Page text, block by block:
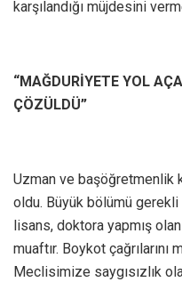
karşılandığı müjdesini
“MAĞDURİYETE YOL
ÇÖZÜLDÜ”
Uzman ve başöğretmenlik
oldu. Büyük bölümü
lisans, doktora yapmış
muaftır. Boykot
Meclisimize saygısızlık